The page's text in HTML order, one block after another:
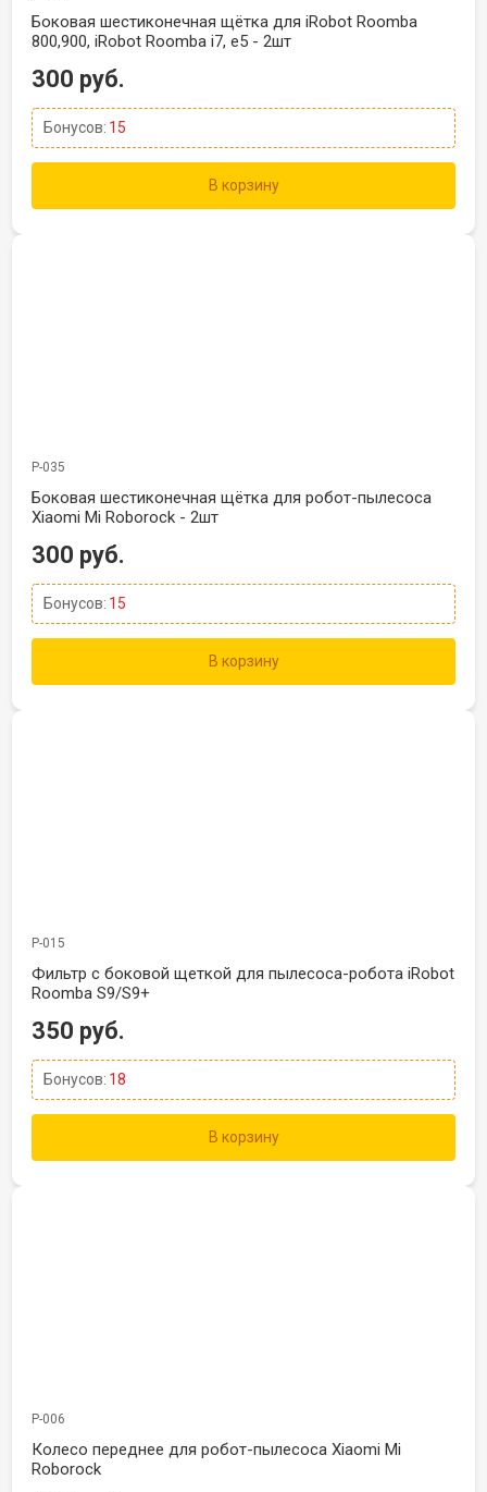
Боковая шестиконечная щётка для iRobot Roomba
800,900, iRobot Roomba i7, e5 - 2шт
300 руб.
Бонусов: 15
В корзину
Р-035
Боковая шестиконечная щётка для робот-пылесоса
Xiaomi Mi Roborock - 2шт
300 руб.
Бонусов: 15
В корзину
Р-015
Фильтр с боковой щеткой для пылесоса-робота iRobot
Roomba S9/S9+
350 руб.
Бонусов: 18
В корзину
Р-006
Колесо переднее для робот-пылесоса Xiaomi Mi
Roborock